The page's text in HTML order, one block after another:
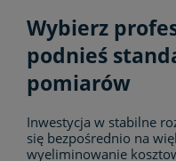
Wybierz
podnieś
pomiarów
Inwestycja w stabilne
się bezpośrednio na
wyeliminowanie